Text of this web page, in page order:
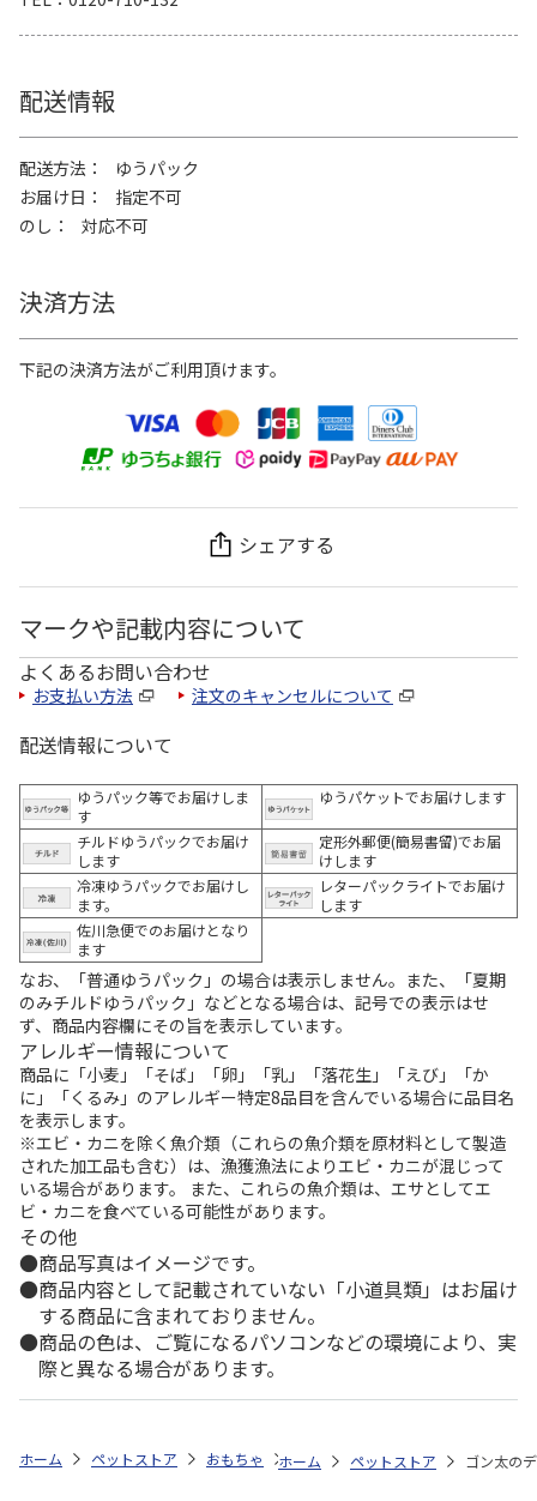
配送情報
配送方法
ゆうパック
お届け日
指定不可
のし
対応不可
決済方法
下記の決済方法がご利用頂けます。
シェアする
マークや記載内容について
よくあるお問い合わせ
お支払い方法 注文のキャンセルについて
配送情報について
ゆうパック等でお届けしま
す
ゆうパケットでお届けします
チルドゆうパックでお届け
します
定形外郵便(簡易書留)でお届
けします
冷凍ゆうパックでお届けし
ます。
レターパックライトでお届け
します
佐川急便でのお届けとなり
ます
なお、「普通ゆうパック」の場合は表示しません。また、「夏期
のみチルドゆうパック」などとなる場合は、記号での表示はせ
ず、商品内容欄にその旨を表示しています。
アレルギー情報について
商品に「小麦」「そば」「卵」「乳」「落花生」「えび」「か
に」「くるみ」のアレルギー特定8品目を含んでいる場合に品目名
を表示します。
※エビ・カニを除く魚介類（これらの魚介類を原材料として製造
された加工品も含む）は、漁獲漁法によりエビ・カニが混じって
いる場合があります。 また、これらの魚介類は、エサとしてエ
ビ・カニを食べている可能性があります。
その他
商品写真はイメージです。
商品内容として記載されていない「小道具類」はお届け
する商品に含まれておりません。
商品の色は、ご覧になるパソコンなどの環境により、実
際と異なる場合があります。
ホーム ペットストア おもちゃ おもちゃ（犬用） ゴン太のデン
ホーム ペットストア ゴン太の